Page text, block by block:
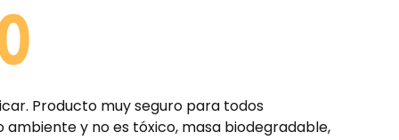
Producto muy seguro para todos
ambiente y no es tóxico, masa biodegradable,